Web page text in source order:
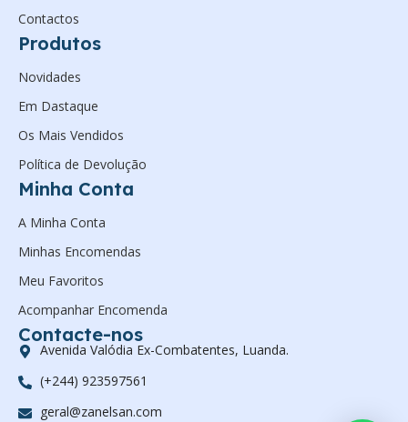
Contactos
Produtos
Novidades
Em Dastaque
Os Mais Vendidos
Política de Devolução
Minha Conta
A Minha Conta
Minhas Encomendas
Meu Favoritos
Acompanhar Encomenda
Contacte-nos
Avenida Valódia Ex-Combatentes, Luanda.
(+244) 923597561
geral@zanelsan.com